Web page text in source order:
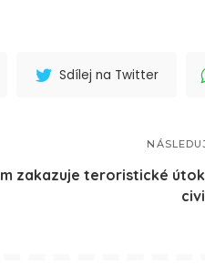
Sdílej na Twitter
zakazuje teroristické